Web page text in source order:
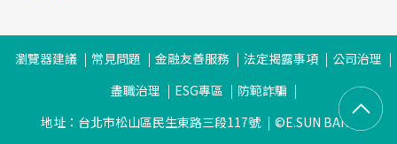
瀏覽器建議 常見問題 金融友善服務 法定揭露事項
公司治理
盡職治理
ESG專區
防範詐騙
地址：台北市松山區民生東路三段117號
©E.SUN BANK